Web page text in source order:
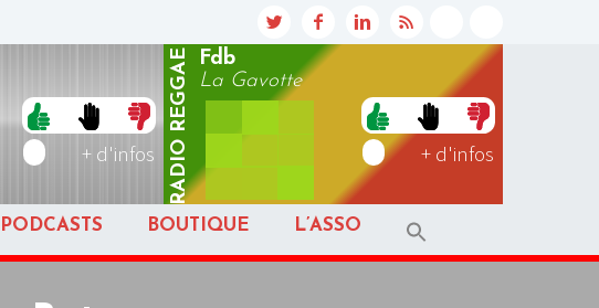
+ d'infos RADIO
REGGAE
Fdb
La Gavotte
+ d'infos
PODCASTS BOUTIQUE L’ASSO